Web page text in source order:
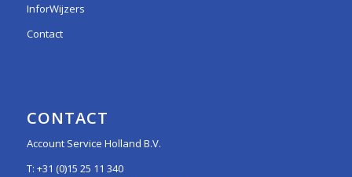
InforWijzers
Contact
CONTACT
Account Service Holland B.V.
T: +31 (0)15 25 11 340